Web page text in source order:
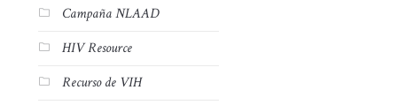
Campaña NLAAD
HIV Resource
Recurso de VIH